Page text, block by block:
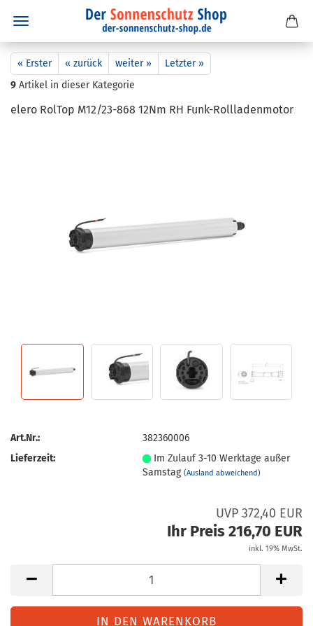
« Erster « zurück weiter »
Letzter »
9 Artikel in dieser Kategorie
elero Rol­Top M12/23-​868 12Nm RH Funk-​Rollladenmotor
Art.Nr.:
382360006
Lieferzeit:
Im Zulauf 3-10 Werktage außer
Samstag(Ausland abweichend)
UVP 372,40 EUR
Ihr Preis 216,70 EUR
inkl. 19% MwSt.